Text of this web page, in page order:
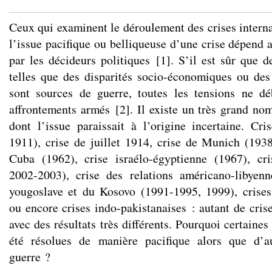
Ceux qui examinent le déroulement des crises
l’issue pacifique ou belliqueuse d’une crise dépend
par les décideurs politiques [1]. S’il est sûr que
telles que des disparités socio-économiques ou
sont sources de guerre, toutes les tensions ne
affrontements armés [2]. Il existe un très grand
dont l’issue paraissait à l’origine incertaine.
1911), crise de juillet 1914, crise de Munich
Cuba (1962), crise israélo-égyptienne (1967),
2002-2003), crise des relations américano-
yougoslave et du Kosovo (1991-1995, 1999),
ou encore crises indo-pakistanaises : autant de
avec des résultats très différents. Pourquoi
été résolues de manière pacifique alors que
guerre ?